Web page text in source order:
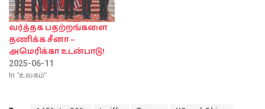
வர்த்தக பதற்றங்களை
தணிக்க சீனா –
அமெரிக்கா உடன்பாடு!
2025-06-11
In "உலகம்"